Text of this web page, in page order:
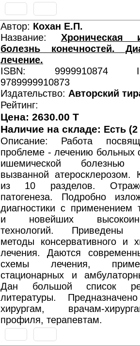
Автор: Кохан Е.П.
Название: Хроническая
болезнь конечностей.
лечение.
ISBN: 9999910874
9789999910873
Издательство: Авторский
Рейтинг:
Цена: 2630.00 T
Наличие на складе: Есть
Описание: Работа
проблеме - лечению больных
ишемической болезнью
вызванной атеросклерозом.
из 10 разделов.
патогенеза. Подробно
диагностики с применением
и новейших
технологий. Приведены
методы консервативного и
лечения. Даются
схемы лечения,
стационарных и
Дан большой список
литературы.
хирургам, врачам-
профиля, терапевтам.